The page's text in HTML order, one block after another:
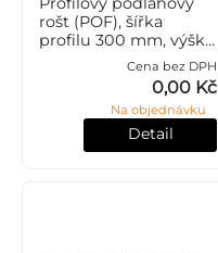
rošt (POF), šířka
profilu 300 mm, výška
50 mm, síla 2,5 mm,
hliník bez povrchové
Cena bez DPH
0,00 Kč
Na objednávku
Detail